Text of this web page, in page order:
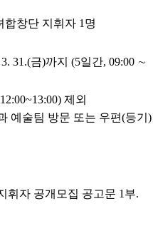
합창단 지휘자 1명
31.(금)까지 (5일간, 09:00 ∼
제외
예술팀 방문 또는 우편(등기)
휘자 공개모집 공고문 1부.